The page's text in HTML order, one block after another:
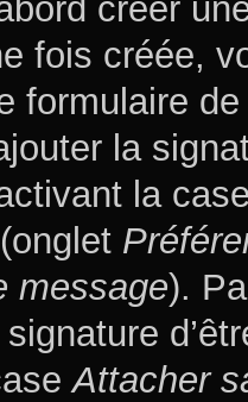
créer
fois créée,
formulaire
la
la
message).
Attacher